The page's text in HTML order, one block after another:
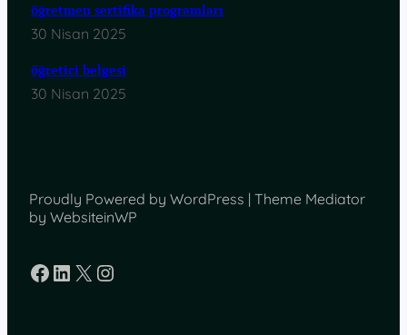
öğretmen sertifika programları
30 Nisan 2025
öğretici belgesi
30 Nisan 2025
Proudly Powered by WordPress | Theme Mediator
by WebsiteinWP
Facebook
LinkedIn
X Instagram